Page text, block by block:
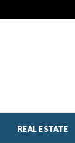
REAL ESTATE